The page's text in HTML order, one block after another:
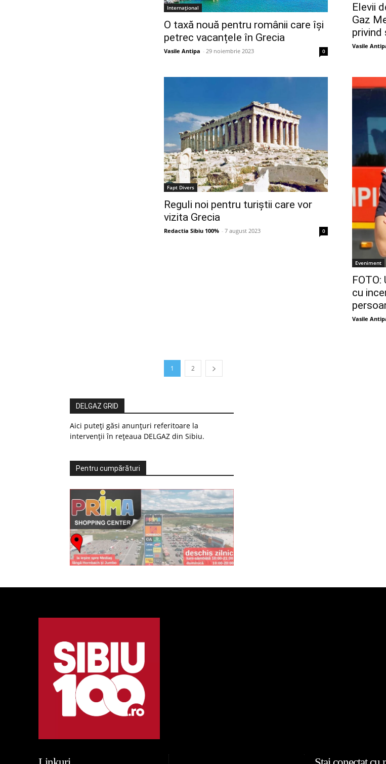
Internațional
O taxă nouă pentru românii care își
petrec vacanțele în Grecia
Vasile Antipa - 29 noiembrie 2023 0
Elevii
Gaz
privind
Vasile
Fapt Divers
Reguli noi pentru turiștii care vor
vizita Grecia
Redactia Sibiu 100% - 7 august 2023 0
Eveniment
cu
Vasile
1 2
DELGAZ GRID
Aici puteți găsi anunțuri referitoare la
intervenții în rețeaua DELGAZ din Sibiu.
Pentru cumpărături